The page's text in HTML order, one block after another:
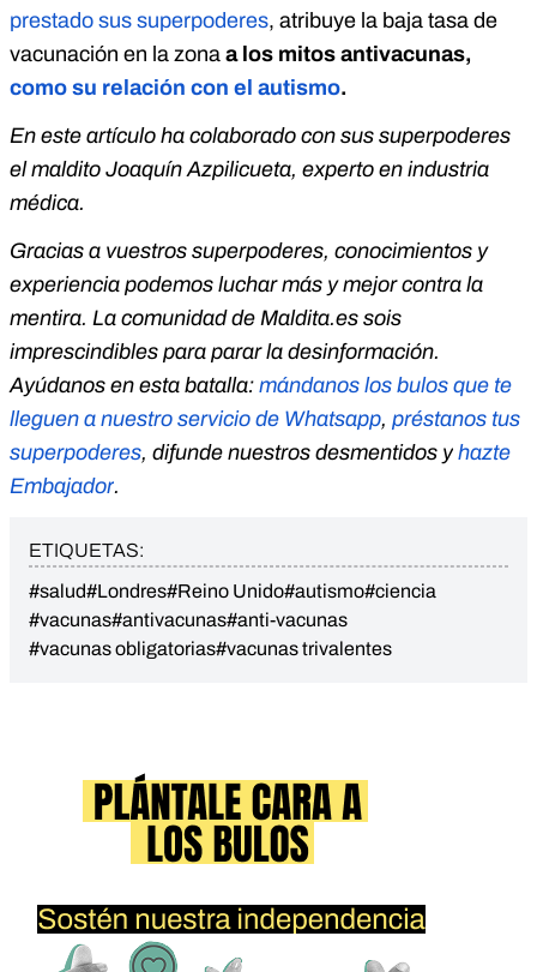
prestado sus superpoderes, atribuye la baja tasa de
vacunación en la zona a los mitos antivacunas,
como su relación con el autismo.
En este artículo ha colaborado con sus superpoderes
el maldito Joaquín Azpilicueta, experto en industria
médica.
Gracias a vuestros superpoderes, conocimientos y
experiencia podemos luchar más y mejor contra la
mentira. La comunidad de Maldita.es sois
imprescindibles para parar la desinformación.
Ayúdanos en esta batalla: mándanos los bulos que te
lleguen a nuestro servicio de Whatsapp, préstanos tus
superpoderes, difunde nuestros desmentidos y hazte
Embajador.
ETIQUETAS:
#salud#Londres#Reino Unido#autismo#ciencia
#vacunas#antivacunas#anti-vacunas
#vacunas obligatorias#vacunas trivalentes